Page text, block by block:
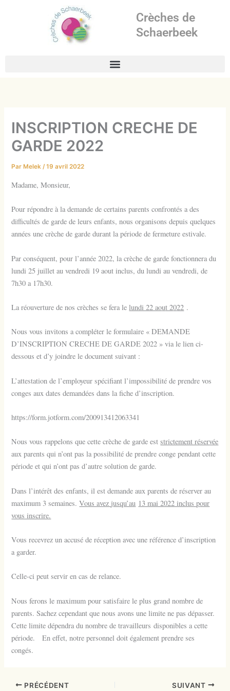
Crèches de
Schaerbeek
INSCRIPTION CRECHE DE
GARDE 2022
Par Melek/19 avril 2022
Madame, Monsieur,
Pour répondre à la demande de certains parents confrontés a des
difficultés de garde de leurs enfants, nous organisons depuis quelques
années une crèche de garde durant la période de fermeture estivale.
Par conséquent, pour l’année 2022, la crèche de garde fonctionnera du
lundi 25 juillet au vendredi 19 aout inclus, du lundi au vendredi, de
7h30 a 17h30.
La réouverture de nos crèches se fera lelundi 22 aout 2022 .
Nous vous invitons a compléter le formulaire « DEMANDE
D’INSCRIPTION CRECHE DE GARDE 2022 » via le lien ci-
dessous et d’y joindre le document suivant :
L’attestation de l’employeur spécifiant l’impossibilité de prendre vos
conges aux dates demandées dans la fiche d’inscription.
https://form.jotform.com/200913412063341
Nous vous rappelons que cette crèche de garde eststrictement réservée
aux parents qui n’ont pas la possibilité de prendre conge pendant cette
période et qui n’ont pas d’autre solution de garde.
Dans l’intérêt des enfants, il est demande aux parents de réserver au
maximum 3 semaines.Vous avez jusqu’au 13 mai 2022 incluspour
vous inscrire.
Vous recevrez un accusé de réception avec une référence d’inscription
a garder.
Celle-ci peutservir en cas de relance.
Nous ferons le maximum pour satisfaire le plus grand nombre de
parents. Sachez cependant que nous avons une limite ne pas dépasser.
Cette limite dépendra du nombre de travailleursdisponibles a cette
période. En effet, notre personnel doit également prendre ses
congés.
PRÉCÉDENT SUIVANT